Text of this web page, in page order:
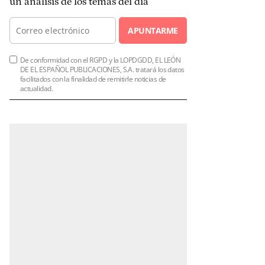
APUNTARME
De conformidad con el RGPD y la LOPDGDD, EL LEÓN
DE EL ESPAÑOL PUBLICACIONES, S.A. tratará los datos
facilitados con la finalidad de remitirle noticias de
actualidad.